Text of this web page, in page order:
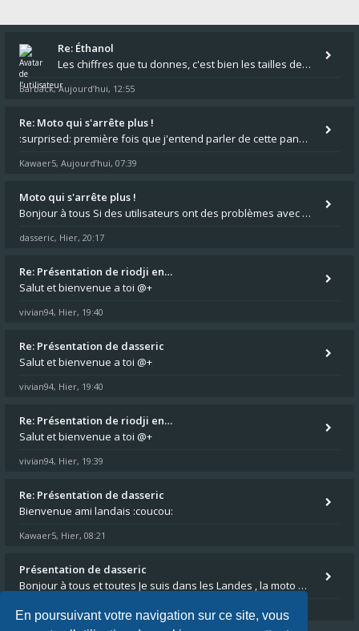
En poursuivant votre navigation sur ce site, vous
Re: Éthanol
Les chiffres que tu donnes, c'est bien les tailles de gicleur ? Par contre tes "-2 tours" à quoi correspondent t'ils ?
Barback,Aujourd’hui, 12:55
Re: Moto qui s'arrête plus !
:surprised: première fois que j'entend parler de cette panne ,ta moto aurait été maraboutée? :pretre:
Kawaer5, Aujourd’hui, 07:39
Moto qui s'arrête plus !
Bonjour à tous Si des utilisateurs ont des problèmes avec leur moto qui démarre plus, la mienne ne coupe plus :?: - Je
dasseric, Hier, 20:17
Re: Présentation de riodji en…
Salut et bienvenue a toi @+
vivian94, Hier, 19:40
Re: Présentation de dasseric
Salut et bienvenue a toi @+
vivian94, Hier, 19:40
Re: Présentation de riodji en…
Salut et bienvenue a toi @+
vivian94, Hier, 19:39
Re: Présentation de dasseric
Bienvenue ami landais :coucou:
Kawaer5, Hier, 08:21
Présentation de dasseric
Bonjour à tous et toutes Je suis dans les Landes , la moto appartient à ma fille et je suis désigné pour faire l'entreti
dasseric,05 août 2026, 13:40